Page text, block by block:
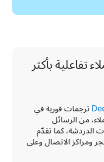
تفاعلية بأكثر
ترجمات فورية في
من الرسائل
الدردشة، كما تقدّم
ومراكز الاتصال وعلى